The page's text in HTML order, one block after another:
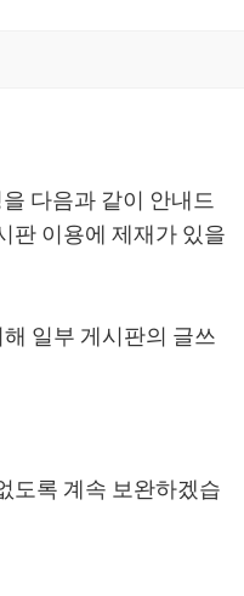
다음과 같이 안내드
판 이용에 제재가 있을
일부 게시판의 글쓰
도록 계속 보완하겠습